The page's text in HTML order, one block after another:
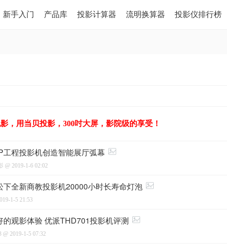
新手入门 产品库 投影计算器 流明换算器 投影仪排行榜
，用当贝投影，300吋大屏，影院级的享受！
工程投影机创造智能展厅弧幕
@ 2019-1-6 02:02
下全新商教投影机20000小时长寿命灯泡
1-5 21:53
的观影体验 优派THD701投影机评测
@ 2019-1-5 07:32